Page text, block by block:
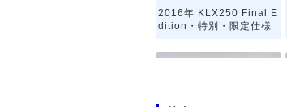
2016年 KLX250 Final E
dition・特別・限定仕様